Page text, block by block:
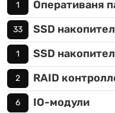
1 Оперативаня
33 SSD
1 SSD
2 RAID
6 IO-модули